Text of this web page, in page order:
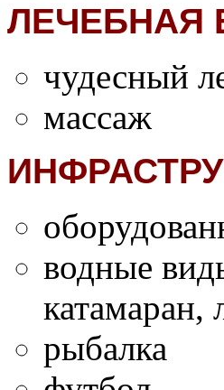
ЛЕЧЕБНАЯ
чудесный
массаж
водные
катамаран,
рыбалка